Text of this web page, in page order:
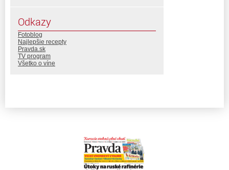
Odkazy
Fotoblog
Najlepšie recepty
Pravda.sk
TV program
Všetko o víne